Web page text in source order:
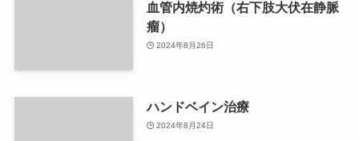
血管内焼灼術（右下肢大伏在静脈
瘤）
2024年8月26日
ハンドベイン治療
2024年8月24日